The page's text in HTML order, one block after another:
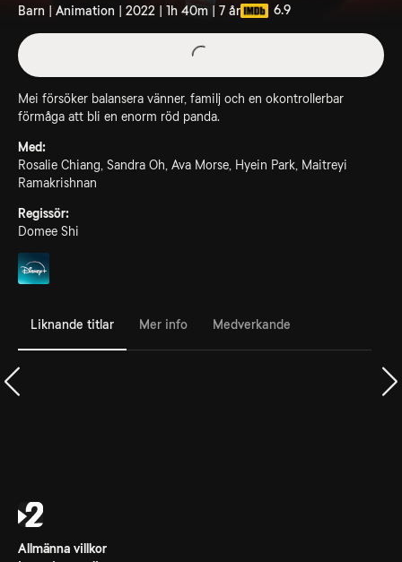
Barn | Animation | 2022 | 1h 40m | 7 år 6.9
Mei försöker balansera vänner, familj och en okontrollerbar
förmåga att bli en enorm röd panda.
Med:
Rosalie Chiang, Sandra Oh, Ava Morse, Hyein Park, Maitreyi
Ramakrishnan
Regissör:
Domee Shi
Liknande titlar Mer info Medverkande
Allmänna villkor